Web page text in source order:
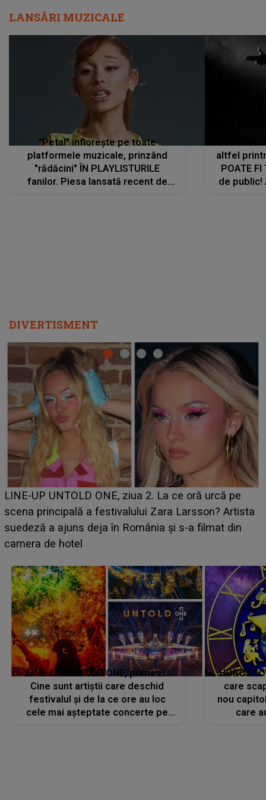
LANSĂRI MUZICALE
"Petal" înflorește pe toate
platformele muzicale, prinzând
"rădăcini" ÎN PLAYLISTURILE
fanilor. Piesa lansată recent de
altfel
POATE FI
de public!
DIVERTISMENT
Ce a dezvăluit noua concurentă din "Casa Iubirii" l-a
luat prin surprindere pe Emanuel. CINE ESTE
BĂIATUL VIZAT de Alexandra?! Aflându-se în fața
faptului împlinit, A RECUNOSCUT IMEDIAT: "Am
LINE-UP UNTOLD ONE, prima zi.
Cine sunt artiștii care deschid
festivalul și de la ce ore au loc
cele mai așteptate concerte pe
care
nou
care